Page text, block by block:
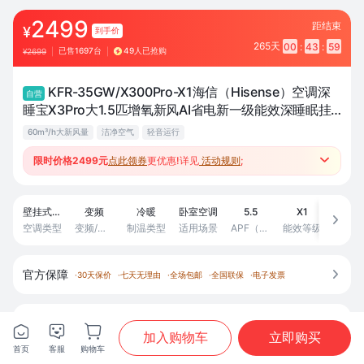

首页

分类

购物车

¥2499 到手价
¥2699 已售1697台 49人已抢购
距结束
265天 00 : 43 : 59
自营
KFR-35GW/X300Pro-X1海信（Hisense）空调深
睡宝X3Pro大1.5匹增氧新风AI省电新一级能效深睡眠挂
机空调热卖
60m³/h大新风量 洁净空气 轻音运行
限时价格2499元点此领券更优惠!详见 活动规则;
●跨品类套购返至高500元补贴、赚积分兑好礼；

壁挂式空调
空调类型
变频
变频/定频
冷暖
制温类型
卧室空调
适用场景
5.5
APF（能效比）
X1
能效等级

官方保障 ·30天保价 ·七天无理由 ·全场包邮 ·全国联保 ·电子发票 
地址 山东省青岛市市南区香港中路街道 

首页

客服

购物车
加入购物车 立即购买